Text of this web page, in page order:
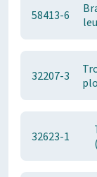
58413-6
32207-3
32623-1